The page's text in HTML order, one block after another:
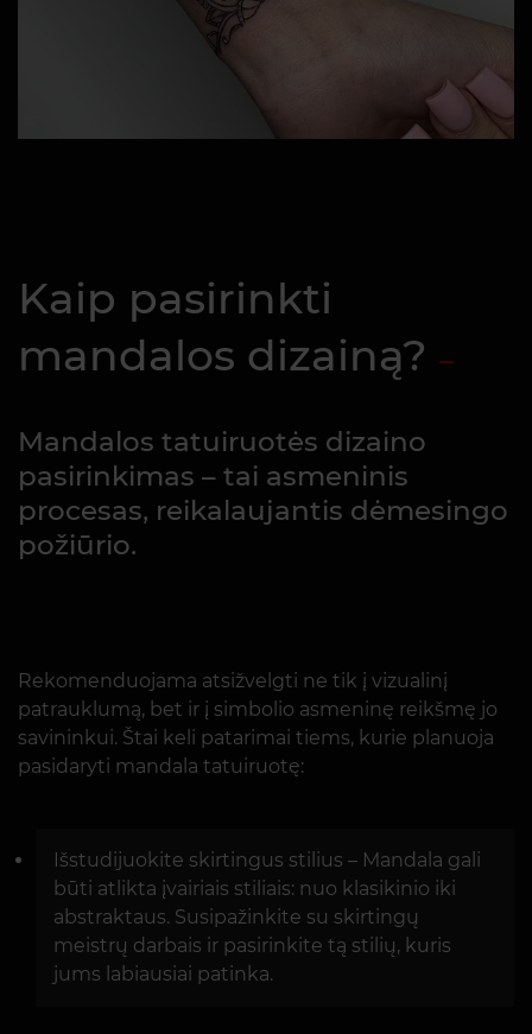
Kaip pasirinkti
mandalos dizainą?
Mandalos tatuiruotės dizaino
pasirinkimas – tai asmeninis
procesas, reikalaujantis dėmesingo
požiūrio.
Rekomenduojama atsižvelgti ne tik į vizualinį
patrauklumą, bet ir į simbolio asmeninę reikšmę jo
savininkui. Štai keli patarimai tiems, kurie planuoja
pasidaryti mandala tatuiruotę:
Išstudijuokite skirtingus stilius – Mandala gali
būti atlikta įvairiais stiliais: nuo klasikinio iki
abstraktaus. Susipažinkite su skirtingų
meistrų darbais ir pasirinkite tą stilių, kuris
jums labiausiai patinka.